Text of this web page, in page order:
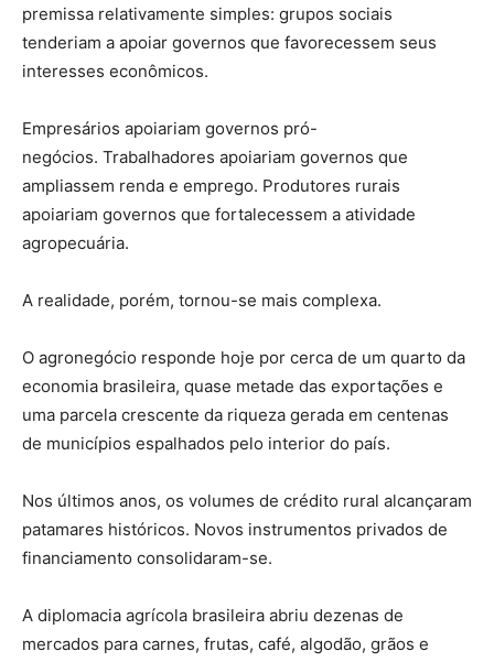
premissa relativamente simples: grupos sociais
tenderiam a apoiar governos que favorecessem seus
interesses econômicos.
Empresários apoiariam governos pró-
negócios. Trabalhadores apoiariam governos que
ampliassem renda e emprego. Produtores rurais
apoiariam governos que fortalecessem a atividade
agropecuária.
A realidade, porém, tornou-se mais complexa.
O agronegócio responde hoje por cerca de um quarto da
economia brasileira, quase metade das exportações e
uma parcela crescente da riqueza gerada em centenas
de municípios espalhados pelo interior do país.
Nos últimos anos, os volumes de crédito rural alcançaram
patamares históricos. Novos instrumentos privados de
financiamento consolidaram-se.
A diplomacia agrícola brasileira abriu dezenas de
mercados para carnes, frutas, café, algodão, grãos e